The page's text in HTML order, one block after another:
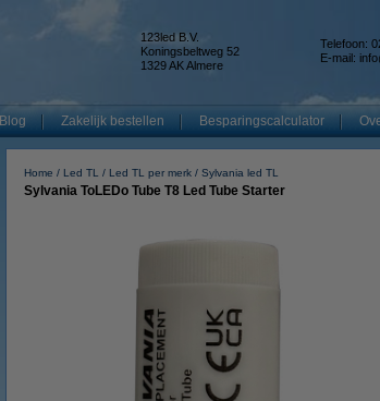
123led B.V.
Koningsbeltweg 52
1329 AK Almere
Telefoon:
E-mail:
Blog Zakelijk bestellen Besparingscalculator
Home Led TL Led TL per merk Sylvania led TL
Sylvania ToLEDo Tube T8 Led Tube Starter